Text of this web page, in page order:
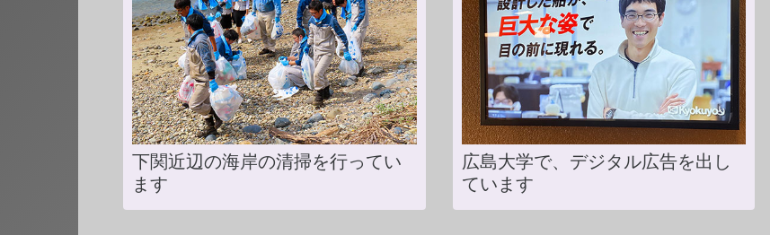
広島大学で、デジタル広告を出し
ています
下関近辺の海岸の清掃を行ってい
ます